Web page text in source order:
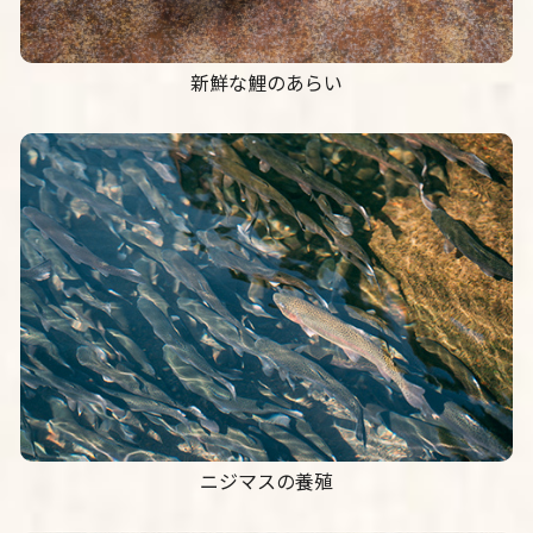
新鮮な鯉のあらい
ニジマスの養殖